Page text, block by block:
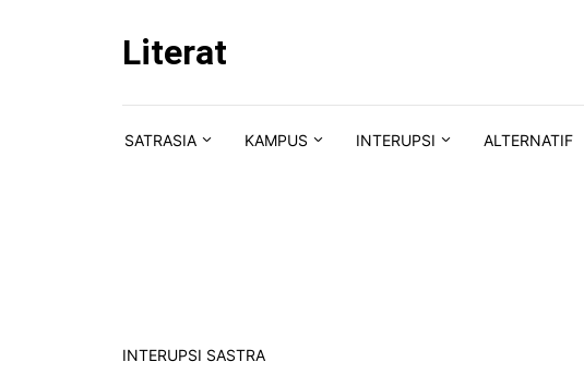
Literat
SATRASIA KAMPUS INTERUPSI ALTERNATIF
INTERUPSI SASTRA